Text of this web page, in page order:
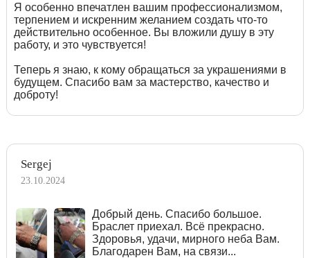
Я особенно впечатлен вашим профессионализмом,
терпением и искренним желанием создать что-то
действительно особенное. Вы вложили душу в эту
работу, и это чувствуется!
Теперь я знаю, к кому обращаться за украшениями в
будущем. Спасибо вам за мастерство, качество и
доброту!
Sergej
23.10.2024
Добрый день. Спасибо большое.
Браслет приехал. Всё прекрасно.
Здоровья, удачи, мирного неба Вам.
Благодарен Вам, на связи...